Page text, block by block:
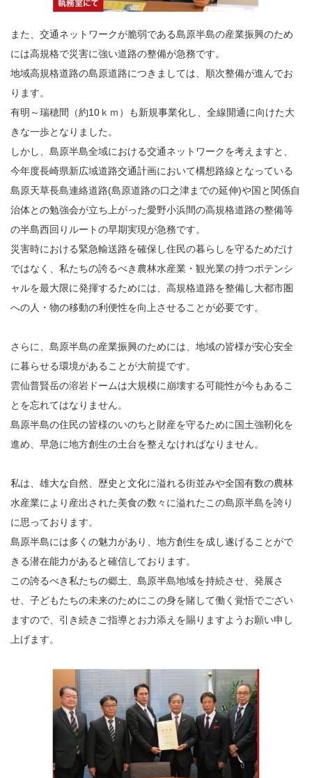
また、交通ネットワークが脆弱である島原半島の産業振興のため
には高規格で災害に強い道路の整備が急務です。
地域高規格道路の島原道路につきましては、順次整備が進んでお
ります。
有明～瑞穂間（約10ｋｍ）も新規事業化し、全線開通に向けた大
きな一歩となりました。
しかし、島原半島全域における交通ネットワークを考えますと、
今年度長崎県新広域道路交通計画において構想路線となっている
島原天草長島連絡道路(島原道路の口之津までの延伸)や国と関係自
治体との勉強会が立ち上がった愛野小浜間の高規格道路の整備等
の半島西回りルートの早期実現が急務です。
災害時における緊急輸送路を確保し住民の暮らしを守るためだけ
ではなく、私たちの誇るべき農林水産業・観光業の持つポテンシ
ャルを最大限に発揮するためには、高規格道路を整備し大都市圏
への人・物の移動の利便性を向上させることが必要です。
さらに、島原半島の産業振興のためには、地域の皆様が安心安全
に暮らせる環境があることが大前提です。
雲仙普賢岳の溶岩ドームは大規模に崩壊する可能性が今もあるこ
とを忘れてはなりません。
島原半島の住民の皆様のいのちと財産を守るために国土強靭化を
進め、早急に地方創生の土台を整えなければなりません。
私は、雄大な自然、歴史と文化に溢れる街並みや全国有数の農林
水産業により産出された美食の数々に溢れたこの島原半島を誇り
に思っております。
島原半島には多くの魅力があり、地方創生を成し遂げることがで
きる潜在能力があると確信しております。
この誇るべき私たちの郷土、島原半島地域を持続させ、発展さ
せ、子どもたちの未来のためにこの身を賭して働く覚悟でござい
ますので、引き続きご指導とお力添えを賜りますようお願い申し
上げます。